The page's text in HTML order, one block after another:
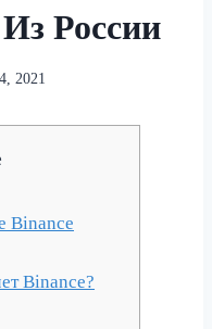
России
2021
Binance
Binance?